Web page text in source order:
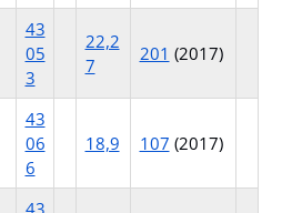
43
05
3
22,2
7
201 (2017)
43
06
6
18,9 107 (2017)
43